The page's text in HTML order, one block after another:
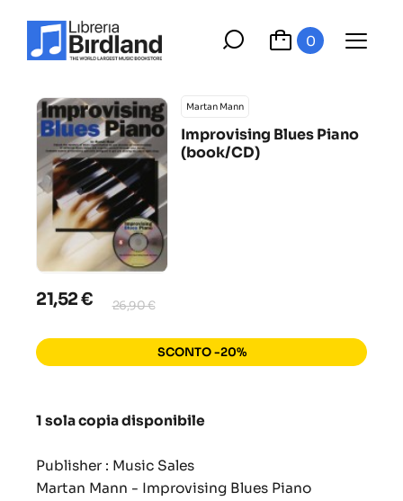
0
Martan Mann
Improvising Blues Piano
(book/CD)
21,52 € 26,90 €
SCONTO -20%
1 sola copia disponibile
Publisher : Music Sales
Martan Mann - Improvising Blues Piano